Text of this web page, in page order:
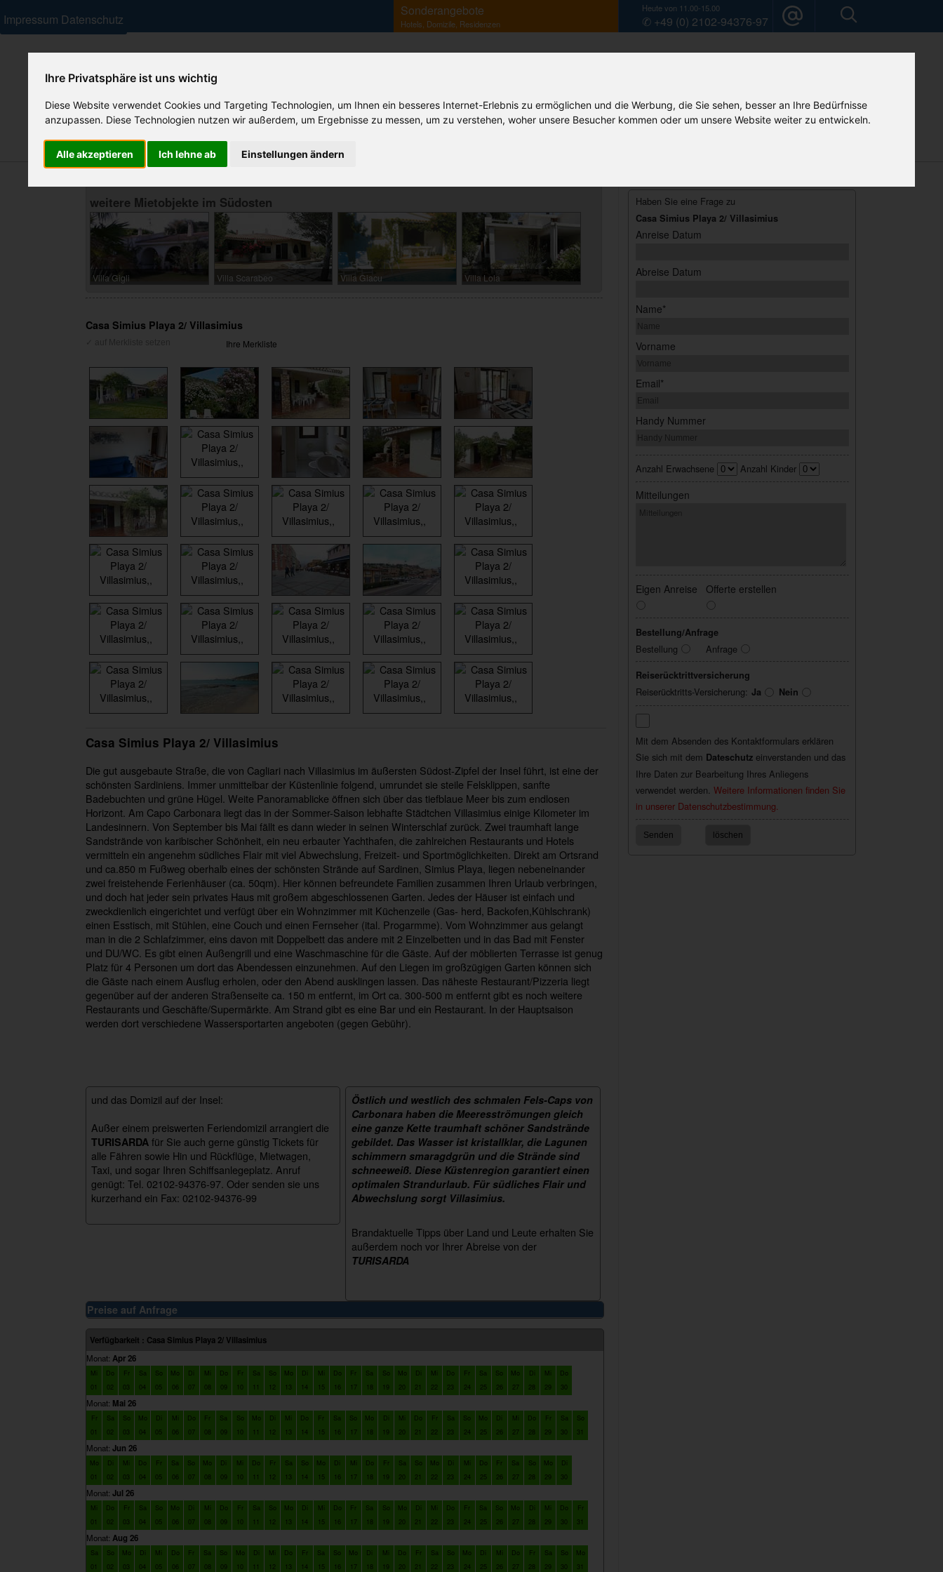
Ihre Privatsphäre ist uns wichtig
Diese Website verwendet Cookies und Targeting Technologien, um Ihnen ein besseres Internet-Erlebnis zu ermöglichen und die Werbung, die Sie sehen, besser an Ihre Bedürfnisse
anzupassen. Diese Technologien nutzen wir außerdem, um Ergebnisse zu messen, um zu verstehen, woher unsere Besucher kommen oder um unsere Website weiter zu entwickeln.
Alle akzeptieren Ich lehne ab Einstellungen ändern
Sonderangebote
Hotels, Domizile, Residenzen
Heute von 11.00-15.00
✆ +49 (0) 2102-94376-97
Ihr Sardinien Spezialist
Ferienhäuser Residenzen/ Feriendörfer Hotels B&B
weitere Mietobjekte im Südosten
Villa Gigli Villa Scarabeo Villa Giacu Villa Lola
Casa Simius Playa 2/ Villasimius
Ihre Merkliste
Casa Simius Playa 2/ Villasimius
Die gut ausgebaute Straße, die von Cagliari nach Villasimius im äußersten Südost-Zipfel der Insel führt, ist eine der
schönsten Sardiniens. Immer unmittelbar der Küstenlinie folgend, umrundet sie steile Felsklippen, sanfte
Badebuchten und grüne Hügel. Weite Panoramablicke öffnen sich über das tiefblaue Meer bis zum endlosen
Horizont. Am Capo Carbonara liegt das in der Sommer-Saison lebhafte Städtchen Villasimius einige Kilometer im
Landesinnern. Von September bis Mai fällt es dann wieder in seinen Winterschlaf zurück. Zwei traumhaft lange
Sandstrände von karibischer Schönheit, ein neu erbauter Yachthafen, die zahlreichen Restaurants und Hotels
vermitteln ein angenehm südliches Flair mit viel Abwechslung, Freizeit- und Sportmöglichkeiten. Direkt am Ortsrand
und ca.850 m Fußweg oberhalb eines der schönsten Strände auf Sardinen, Simius Playa, liegen nebeneinander
zwei freistehende Ferienhäuser (ca. 50qm). Hier können befreundete Familien zusammen Ihren Urlaub verbringen,
und doch hat jeder sein privates Haus mit großem abgeschlossenen Garten. Jedes der Häuser ist einfach und
zweckdienlich eingerichtet und verfügt über ein Wohnzimmer mit Küchenzeile (Gas- herd, Backofen,Kühlschrank)
einen Esstisch, mit Stühlen, eine Couch und einen Fernseher (ital. Progarmme). Vom Wohnzimmer aus gelangt
man in die 2 Schlafzimmer, eins davon mit Doppelbett das andere mit 2 Einzelbetten und in das Bad mit Fenster
und DU/WC. Es gibt einen Außengrill und eine Waschmaschine für die Gäste. Auf der möblierten Terrasse ist genug
Platz für 4 Personen um dort das Abendessen einzunehmen. Auf den Liegen im großzügigen Garten können sich
die Gäste nach einem Ausflug erholen, oder den Abend ausklingen lassen. Das näheste Restaurant/Pizzeria liegt
gegenüber auf der anderen Straßenseite ca. 150 m entfernt, im Ort ca. 300-500 m entfernt gibt es noch weitere
Restaurants und Geschäfte/Supermärkte. Am Strand gibt es eine Bar und ein Restaurant. In der Hauptsaison
werden dort verschiedene Wassersportarten angeboten (gegen Gebühr).
und das Domizil auf der Insel:
Außer einem preiswerten Feriendomizil arrangiert die
TURISARDA für Sie auch gerne günstig Tickets für
alle Fähren sowie Hin und Rückflüge, Mietwagen,
Taxi, und sogar Ihren Schiffsanlegeplatz. Anruf
genügt: Tel. 02102-94376-97. Oder senden sie uns
kurzerhand ein Fax: 02102-94376-99
Östlich und westlich des schmalen Fels-Caps von
Carbonara haben die Meeresströmungen gleich
eine ganze Kette traumhaft schöner Sandstrände
gebildet. Das Wasser ist kristallklar, die Lagunen
schimmern smaragdgrün und die Strände sind
schneeweiß. Diese Küstenregion garantiert einen
optimalen Strandurlaub. Für südliches Flair und
Abwechslung sorgt Villasimius.
Brandaktuelle Tipps über Land und Leute erhalten Sie
außerdem noch vor Ihrer Abreise von der
TURISARDA
Preise auf Anfrage
Verfügbarkeit : Casa Simius Playa 2/ Villasimius
Monat: Apr 26
Mi
01
Do
02
Fr
03
Sa
04
So
05
Mo
06
Di
07
Mi
08
Do
09
Fr
10
Sa
11
So
12
Mo
13
Di
14
Mi
15
Do
16
Fr
17
Sa
18
So
19
Mo
20
Di
21
Mi
22
Do
23
Fr
24
Sa
25
So
26
Mo
27
Di
28
Mi
29
Do
30
Monat: Mai 26
Fr
01
Sa
02
So
03
Mo
04
Di
05
Mi
06
Do
07
Fr
08
Sa
09
So
10
Mo
11
Di
12
Mi
13
Do
14
Fr
15
Sa
16
So
17
Mo
18
Di
19
Mi
20
Do
21
Fr
22
Sa
23
So
24
Mo
25
Di
26
Mi
27
Do
28
Fr
29
Sa
30
So
31
Monat: Jun 26
Mo
01
Di
02
Mi
03
Do
04
Fr
05
Sa
06
So
07
Mo
08
Di
09
Mi
10
Do
11
Fr
12
Sa
13
So
14
Mo
15
Di
16
Mi
17
Do
18
Fr
19
Sa
20
So
21
Mo
22
Di
23
Mi
24
Do
25
Fr
26
Sa
27
So
28
Mo
29
Di
30
Monat: Jul 26
Mi
01
Do
02
Fr
03
Sa
04
So
05
Mo
06
Di
07
Mi
08
Do
09
Fr
10
Sa
11
So
12
Mo
13
Di
14
Mi
15
Do
16
Fr
17
Sa
18
So
19
Mo
20
Di
21
Mi
22
Do
23
Fr
24
Sa
25
So
26
Mo
27
Di
28
Mi
29
Do
30
Fr
31
Monat: Aug 26
Sa
01
So
02
Mo
03
Di
04
Mi
05
Do
06
Fr
07
Sa
08
So
09
Mo
10
Di
11
Mi
12
Do
13
Fr
14
Sa
15
So
16
Mo
17
Di
18
Mi
19
Do
20
Fr
21
Sa
22
So
23
Mo
24
Di
25
Mi
26
Do
27
Fr
28
Sa
29
So
30
Mo
31
Haben Sie eine Frage zu
Casa Simius Playa 2/ Villasimius
Anreise Datum
Abreise Datum
Name*
Vorname
Email*
Handy Nummer
Anzahl Erwachsene Anzahl Kinder
Mitteilungen
Eigen Anreise Offerte erstellen
Bestellung/Anfrage
Bestellung Anfrage
Reiserücktrittversicherung
Reiserücktritts-Versicherung: Ja Nein
Mit dem Absenden des Kontaktformulars erklären
Sie sich mit dem Dateschutzeinverstanden und das
Ihre Daten zur Bearbeitung Ihres Anliegens
verwendet werden. Weitere Informationen finden Sie
in unserer Datenschutzbestimmung.
Impressum Datenschutz